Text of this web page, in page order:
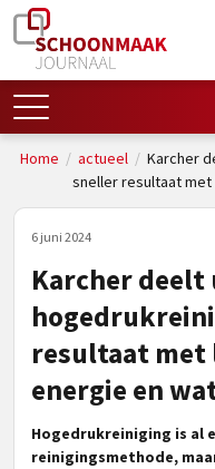
Home / actueel / Karcher
sneller resultaat
6 juni 2024
Karcher
resultaat
energie en
Hogedrukreiniging is al
reinigingsmethode,